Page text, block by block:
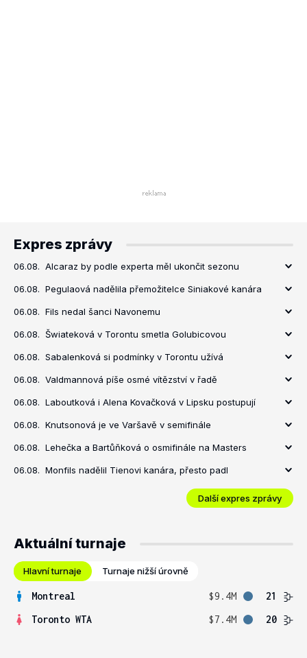
Expres zprávy
06.08. Alcaraz by podle experta měl ukončit sezonu
06.08. Pegulaová nadělila přemožitelce Siniakové kanára
06.08. Fils nedal šanci Navonemu
06.08. Šwiateková v Torontu smetla Golubicovou
06.08. Sabalenková si podmínky v Torontu užívá
06.08. Valdmannová píše osmé vítězství v řadě
06.08. Laboutková i Alena Kovačková v Lipsku postupují
06.08. Knutsonová je ve Varšavě v semifinále
06.08. Lehečka a Bartůňková o osmifinále na Masters
06.08. Monfils nadělil Tienovi kanára, přesto padl
Další expres zprávy
Aktuální turnaje
Hlavní turnaje Turnaje nižší úrovně
Montreal $9.4M
21
Toronto WTA
$7.4M 20